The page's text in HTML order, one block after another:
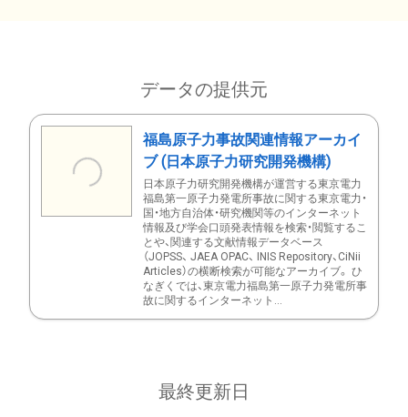
データの提供元
福島原子力事故関連情報アーカイ
ブ (日本原子力研究開発機構)
日本原子力研究開発機構が運営する東京電力
福島第一原子力発電所事故に関する東京電力・
国・地方自治体・研究機関等のインターネット
情報及び学会口頭発表情報を検索・閲覧するこ
とや、関連する文献情報データベース
（JOPSS、 JAEA OPAC、 INIS Repository、CiNii
Articles）の横断検索が可能なアーカイブ。 ひ
なぎくでは、東京電力福島第一原子力発電所事
故に関するインターネット...
最終更新日